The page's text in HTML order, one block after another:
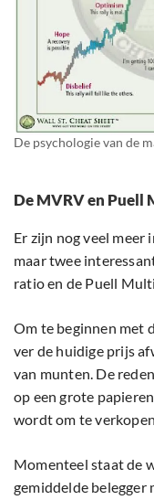
De psychologie van de
De MVRV en Puell
Er zijn nog veel meer
maar twee
ratio en de Puell
Om te beginnen met
ver de huidige prijs
van munten. De
op een grote
wordt om te
Momenteel staat de
gemiddelde belegger